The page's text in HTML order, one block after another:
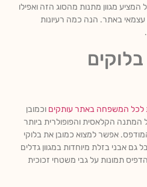
המציע מגוון מתנות מהסוג הזה ואפילו
באתר. הנה כמה רעיונות
לכל המשפחה באתר עותקים וכמובן
הקלאסית והפופולרית ביותר
אפשר למצוא כמובן את בלוקי
גם אבני בזלת מיוחדות במגוון גדלים
תמונות על גבי משטחי זכוכית